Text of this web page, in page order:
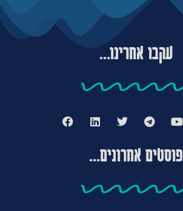
עקבו אחרינו...
פוסטים אחרונים...